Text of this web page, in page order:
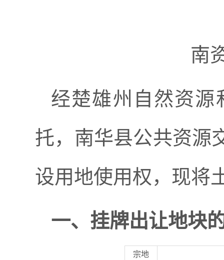
南
经楚雄州自然资源
托，南华县公共资源
设用地使用权，现将
一、挂牌出让地块
宗地